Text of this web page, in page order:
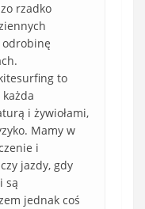
rzadko
odrobinę
to
i żywiołami,
Mamy w
i
jazdy, gdy
są
jednak coś